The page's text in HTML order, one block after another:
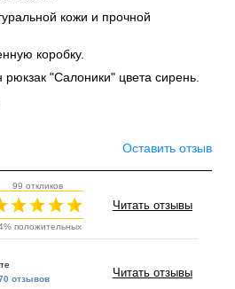
кожи и прочной
коробку.
"Салоники" цвета сирень.
Оставить отзыв
99 откликов
положительных
Читать отзывы
отзывов
Читать отзывы